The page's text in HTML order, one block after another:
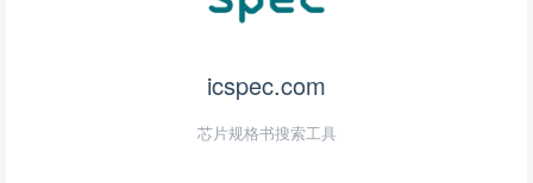
icspec.com
芯片规格书搜索工具